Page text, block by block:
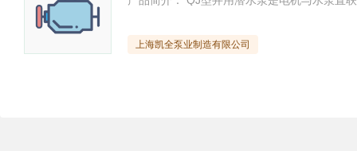
上海凯全泵业制造有限公司